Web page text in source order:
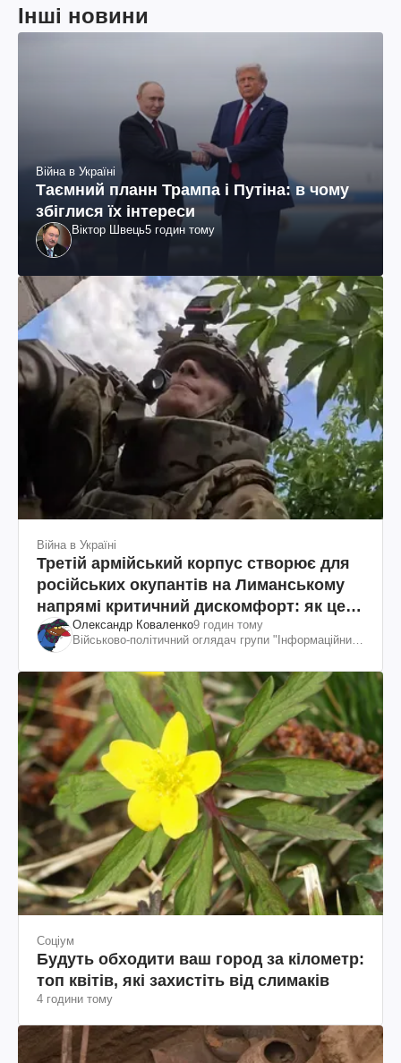
Інші новини
Війна в Україні
Таємний планн Трампа і Путіна: в чому
збіглися їх інтереси
Віктор Швець5 годин тому
Війна в Україні
Третій армійський корпус створює для
російських окупантів на Лиманському
напрямі критичний дискомфорт: як це
вдалосяОлександр Коваленко9 годин тому
Військово-політичний оглядач групи "Інформаційний
Соціум
Будуть обходити ваш город за кілометр:
топ квітів, які захистіть від слимаків
4 години тому